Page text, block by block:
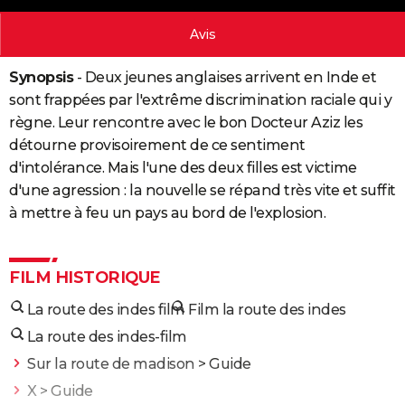
GUIDES D'ACHAT
BONS PLANS
CARTE DE VOEUX
Carte de Noël
Carte Bonne année
Carte Saint-Valentin
Carte Pâques
Carte d'anniversaire
DICTIONNAIRE
Dictionnaire
Biographies
Citations
Expressions
Proverbes
PROGRAMME TV
S'inscrire
Se connecter
Lycées
Collèges
Primaires
Universités
Entreprises
Service militaire
Avis de recherche
AVIS DE DÉCÈS
FORUM
Avis
Synopsis- Deux jeunes anglaises arrivent en Inde et
sont frappées par l'extrême discrimination raciale qui y
règne. Leur rencontre avec le bon Docteur Aziz les
détourne provisoirement de ce sentiment
d'intolérance. Mais l'une des deux filles est victime
d'une agression : la nouvelle se répand très vite et suffit
à mettre à feu un pays au bord de l'explosion.
FILM HISTORIQUE
La route des indes film Film la route des indes
La route des indes-film
Sur la route de madison > Guide
X > Guide